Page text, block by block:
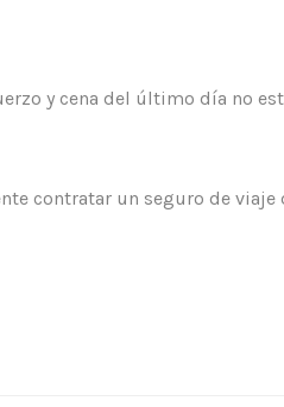
y cena del último día no
contratar un seguro de viaje